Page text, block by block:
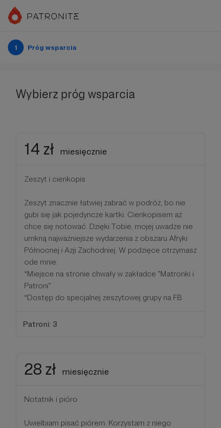
1 Próg wsparcia
Wybierz próg wsparcia
14 zł miesięcznie
Zeszyt i cienkopis
Zeszyt znacznie łatwiej zabrać w podróż, bo nie
gubi się jak pojedyncze kartki. Cienkopisem aż
chce się notować. Dzięki Tobie, mojej uwadze nie
umkną najważniejsze wydarzenia z obszaru Afryki
Północnej i Azji Zachodniej. W podzięce otrzymasz
ode mnie:
*Miejsce na stronie chwały w zakładce "Matronki i
Patroni"
*Dostęp do specjalnej zeszytowej grupy na FB
Patroni: 3
28 zł miesięcznie
Notatnik i pióro
Uwielbiam pisać piórem. Korzystam z niego